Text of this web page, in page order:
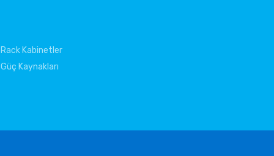
Rack Kabinetler
Güç Kaynakları